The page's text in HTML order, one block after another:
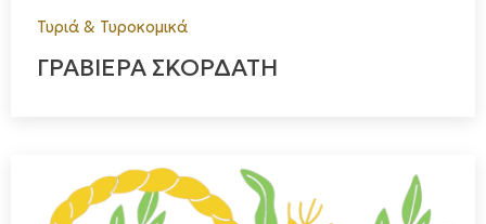
Τυριά & Τυροκομικά
ΓΡΑΒΙΕΡΑ ΣΚΟΡΔΑΤΗ